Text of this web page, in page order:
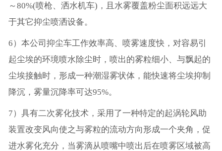
～80%(喷枪、洒水机车)，且水雾覆盖粉尘面积远远大
于其它抑尘喷洒设备。
6）本公司抑尘车工作效率高、喷雾速度快，对容易引
起尘埃的环境喷水除尘时，喷出的雾粒细小、与飘起的
尘埃接触时，形成一种潮湿雾状体，能快速将尘埃抑制
降沉，雾量沉降率可达95%。
7）具有二次雾化技术，采用了一种特定的起涡轮风助
装置改变风向使之与雾粒的流动方向形成一个夹角，促
进水雾化充分，当雾滴从喷嘴中喷出后在喷雾区域被高